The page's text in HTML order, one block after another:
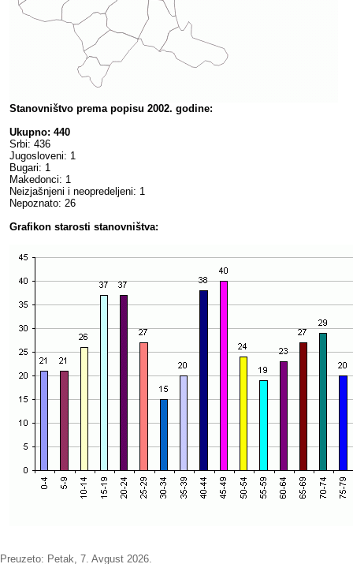
Stanovništvo prema popisu 2002. godine:
Ukupno: 440
Srbi: 436
Jugosloveni: 1
Bugari: 1
Makedonci: 1
Neizjašnjeni i neopredeljeni: 1
Nepoznato: 26
Grafikon starosti stanovništva:
Preuzeto: Petak, 7. Avgust 2026.